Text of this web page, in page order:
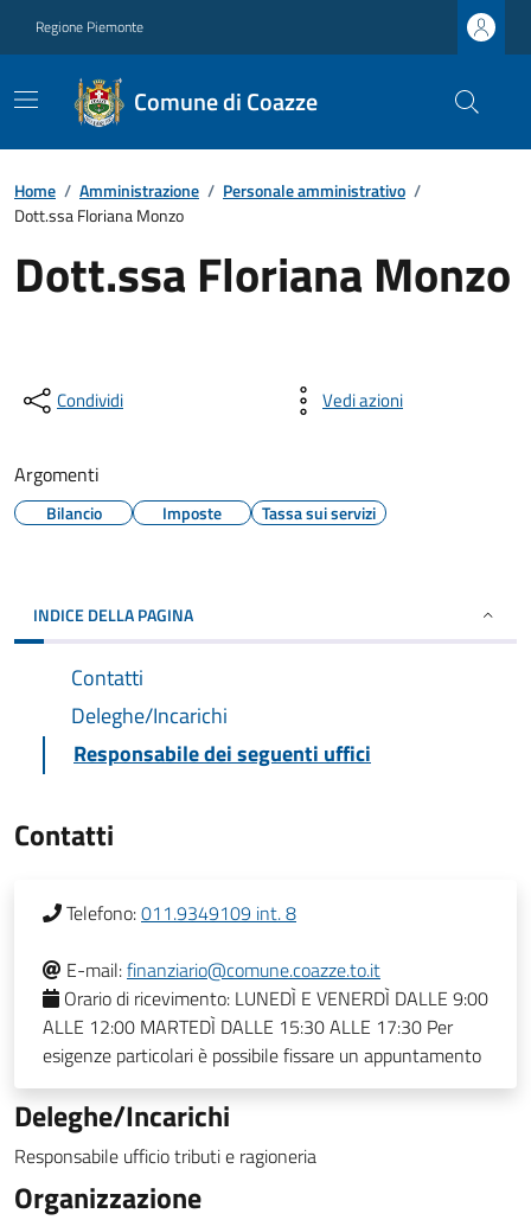
Regione Piemonte
Comune di Coazze
Home / Amministrazione / Personale amministrativo /
Dott.ssa Floriana Monzo
Dott.ssa Floriana Monzo
Condividi Vedi azioni
Argomenti
Bilancio Imposte Tassa sui servizi
INDICE DELLA PAGINA
Contatti
Deleghe/Incarichi
Responsabile dei seguenti uffici
Contatti
Telefono:011.9349109 int. 8
E-mail:finanziario@comune.coazze.to.it
Orario di ricevimento: LUNEDÌ E VENERDÌ DALLE 9:00
ALLE 12:00 MARTEDÌ DALLE 15:30 ALLE 17:30 Per
esigenze particolari è possibile fissare un appuntamento
Deleghe/Incarichi
Responsabile ufficio tributi e ragioneria
Organizzazione